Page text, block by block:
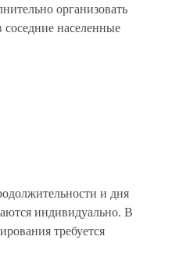
организовать
населенные
и дня
индивидуально. В
требуется